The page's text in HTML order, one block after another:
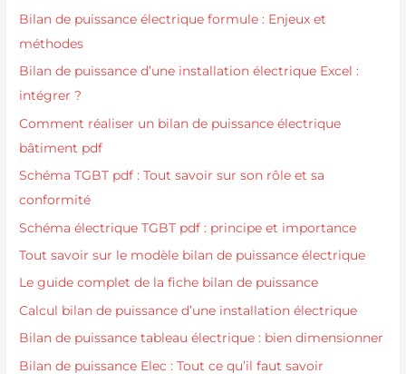
Bilan de puissance électrique formule : Enjeux et
méthodes
Bilan de puissance d’une installation électrique Excel :
intégrer ?
Comment réaliser un bilan de puissance électrique
bâtiment pdf
Schéma TGBT pdf : Tout savoir sur son rôle et sa
conformité
Schéma électrique TGBT pdf : principe et importance
Tout savoir sur le modèle bilan de puissance électrique
Le guide complet de la fiche bilan de puissance
Calcul bilan de puissance d’une installation électrique
Bilan de puissance tableau électrique : bien dimensionner
Bilan de puissance Elec : Tout ce qu’il faut savoir